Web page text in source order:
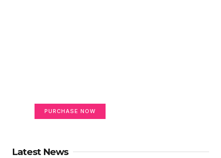
PURCHASE NOW
Latest News